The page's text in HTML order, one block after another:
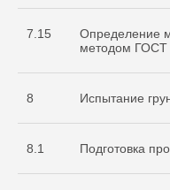
7.15
Определение
методом ГОСТ
8 Испытание
8.1 Подготовка